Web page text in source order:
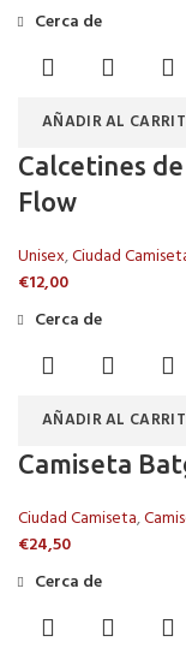
AÑADIR AL
Cerca de
Calcetines
Flow
Unisex,Ciudad
€12,00
AÑADIR AL
Cerca de
Camiseta
Ciudad Camiseta,
€24,50
Cerca de